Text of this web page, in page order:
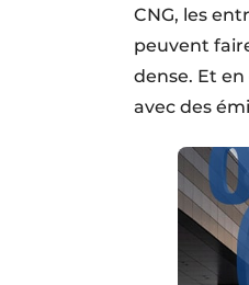
CNG, les
peuvent
dense. Et
avec des